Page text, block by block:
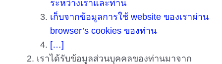
ระหว่างเราและท่าน
เก็บจากข้อมูลการใช้ website ของเราผ่าน
browser’s cookies ของท่าน
[…]
เราได้รับข้อมูลส่วนบุคคลของท่านมาจาก